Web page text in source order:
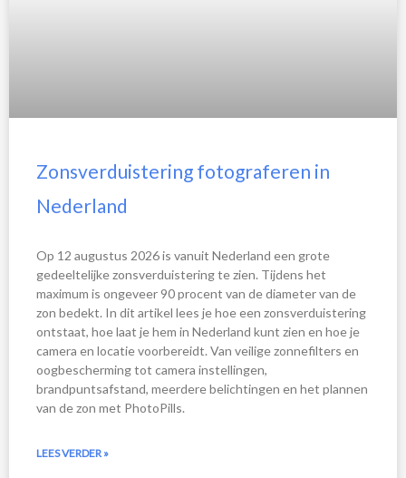
Zonsverduistering fotograferen in
Nederland
Op 12 augustus 2026 is vanuit Nederland een grote
gedeeltelijke zonsverduistering te zien. Tijdens het
maximum is ongeveer 90 procent van de diameter van de
zon bedekt. In dit artikel lees je hoe een zonsverduistering
ontstaat, hoe laat je hem in Nederland kunt zien en hoe je
camera en locatie voorbereidt. Van veilige zonnefilters en
oogbescherming tot camera instellingen,
brandpuntsafstand, meerdere belichtingen en het plannen
van de zon met PhotoPills.
LEES VERDER »